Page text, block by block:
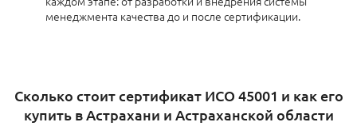
менеджмента качества до и после сертификации.
Сколько стоит сертификат ИСО 45001 и как его
купить в Астрахани и Астраханской области